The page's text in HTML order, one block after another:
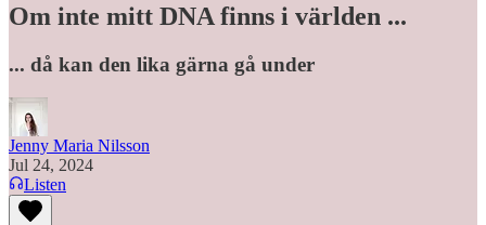
Om inte mitt DNA finns i världen ...
... då kan den lika gärna gå under
Jenny Maria Nilsson
Jul 24, 2024
Listen